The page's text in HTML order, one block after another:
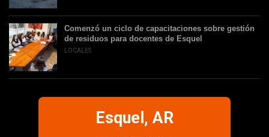
Comenzó un ciclo de capacitaciones sobre gestión
de residuos para docentes de Esquel
LOCALES
Esquel, AR